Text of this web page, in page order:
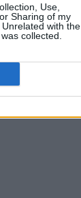
Use,
Sharing of my
with the
collected.